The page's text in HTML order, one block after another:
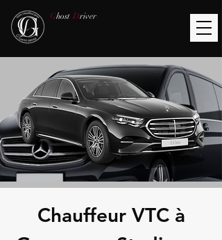
Ghost Driver
Chauffeur VTC à